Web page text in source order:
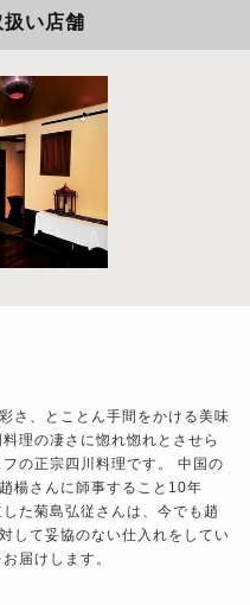
扱い店舗
さ、とことん手間をかける美味
理の凄さに惚れ惚れとさせら
の正宗四川料理です。 中国の
楊さんに師事すること10年
た菊島弘従さんは、今でも趙
して妥協のない仕入れをしてい
届けします。